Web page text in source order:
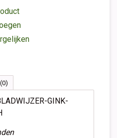
(0)
GINK-